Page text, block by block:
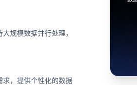
规模数据并行处理，
，提供个性化的数据